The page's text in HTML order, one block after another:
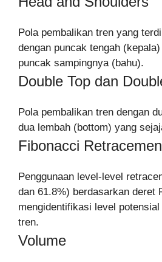
Pola pembalikan tren yang
dengan puncak tengah
puncak sampingnya (bahu).
Double Top dan
Pola pembalikan tren dengan
dua lembah (bottom) yang
Fibonacci
Penggunaan level-level
dan 61.8%) berdasarkan deret
mengidentifikasi level
tren.
Volume